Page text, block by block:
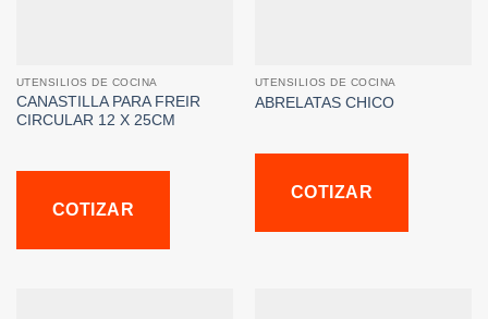
UTENSILIOS DE COCINA
CANASTILLA PARA FREIR
CIRCULAR 12 X 25CM
COTIZAR
UTENSILIOS DE COCINA
ABRELATAS CHICO
COTIZAR